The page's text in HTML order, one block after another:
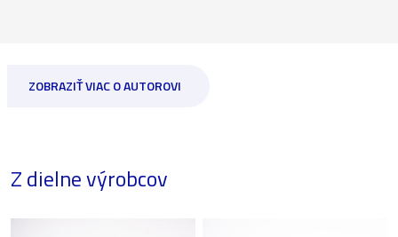
ZOBRAZIŤ VIAC O AUTOROVI
Z dielne výrobcov